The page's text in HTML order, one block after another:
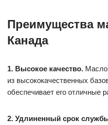
Преимущества
Канада
1. Высокое качество. Масло
из высококачественных
обеспечивает его отличные
2. Удлиненный срок